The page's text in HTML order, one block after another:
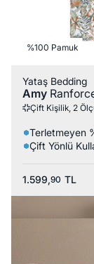
%100 Pamuk
Yataş Bedding
Amy
Çift Kişilik, 2
Terletmeyen
Çift Yönlü
1.599,90 TL